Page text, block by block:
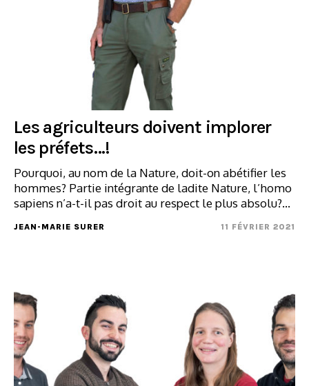
Les agriculteurs doivent implorer
les préfets…!
Pourquoi, au nom de la Nature, doit-on abétifier les
hommes? Partie intégrante de ladite Nature, l’homo
sapiens n’a-t-il pas droit au respect le plus absolu?…
JEAN-MARIE SURER 11 FÉVRIER 2021